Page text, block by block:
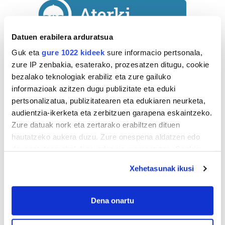
Datuen erabilera arduratsua
Guk eta gure 1022 kideek sure informacio pertsonala,
zure IP zenbakia, esaterako, prozesatzen ditugu, cookie
bezalako teknologiak erabiliz eta zure gailuko
informazioak azitzen dugu publizitate eta eduki
pertsonalizatua, publizitatearen eta edukiaren neurketa,
audientzia-ikerketa eta zerbitzuen garapena eskaintzeko.
Zure datuak nork eta zertarako erabiltzen dituen
hautatzeko aukera duzu. Zure onespena aldatzen edo
If you allow, we would also like to:
Collect information about your geographical
Xehetasunak ikusi
Dena onartu
Astekaria
Naturak bere
Artikutzako
urtegian